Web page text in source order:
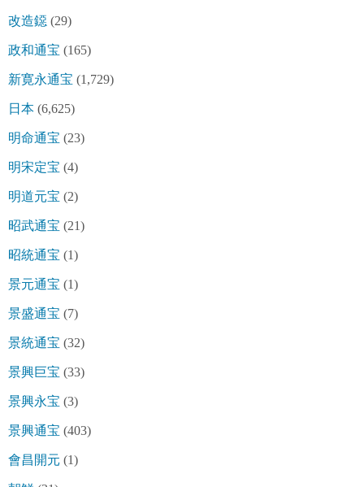
改造鐚 (29)
政和通宝 (165)
新寛永通宝 (1,729)
日本 (6,625)
明命通宝 (23)
明宋定宝 (4)
明道元宝 (2)
昭武通宝 (21)
昭統通宝 (1)
景元通宝 (1)
景盛通宝 (7)
景統通宝 (32)
景興巨宝 (33)
景興永宝 (3)
景興通宝 (403)
會昌開元 (1)